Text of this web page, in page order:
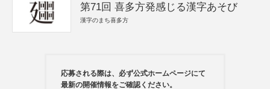
第71回 喜多方発感じる漢字あそび
漢字のまち喜多方
応募される際は、必ず公式ホームページにて
最新の開催情報をご確認ください。